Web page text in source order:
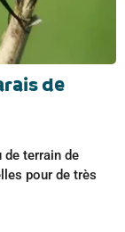
de
de terrain de
pour de très